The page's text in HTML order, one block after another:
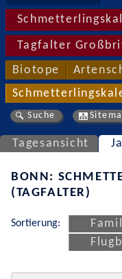
Tagfalter
Biotope
Suche
Tagesansicht
BONN:
(TAGFALTER)
Sortierung: